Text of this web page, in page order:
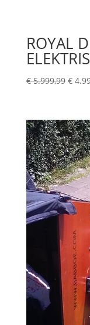
ROYAL
€5.999,99
€
€